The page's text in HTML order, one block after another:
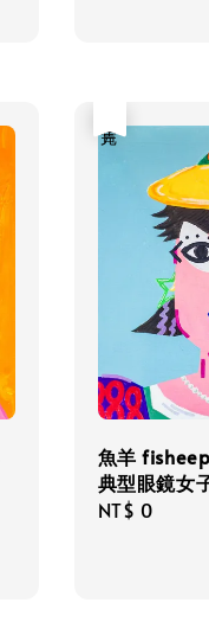
魚羊
典型眼鏡女
Regular
NT$ 0